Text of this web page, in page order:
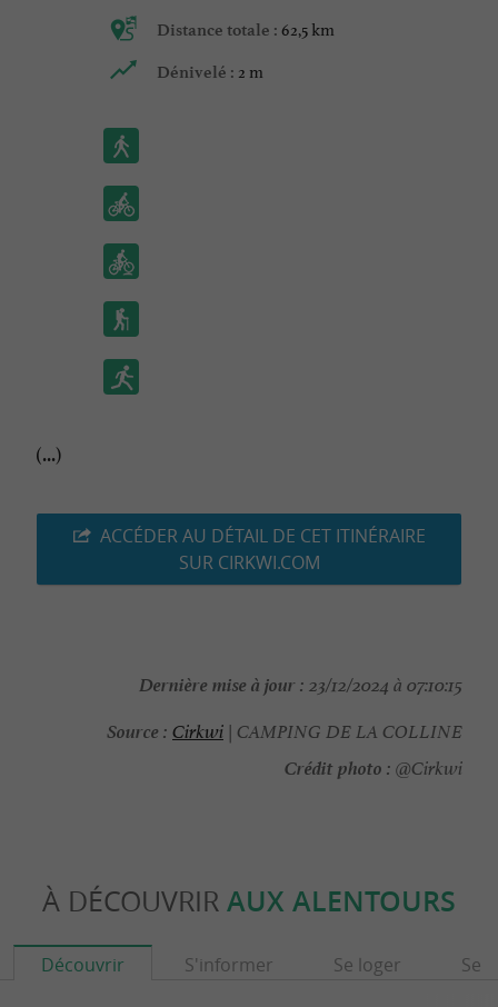
Distance totale : 62,5 km
Dénivelé : 2 m
(...)
ACCÉDER AU DÉTAIL DE CET ITINÉRAIRE
SUR CIRKWI.COM
Dernière mise à jour : 23/12/2024 à 07:10:15
Source : Cirkwi | CAMPING DE LA COLLINE
Crédit photo : @Cirkwi
À DÉCOUVRIR AUX ALENTOURS
Découvrir S'informer Se loger Se